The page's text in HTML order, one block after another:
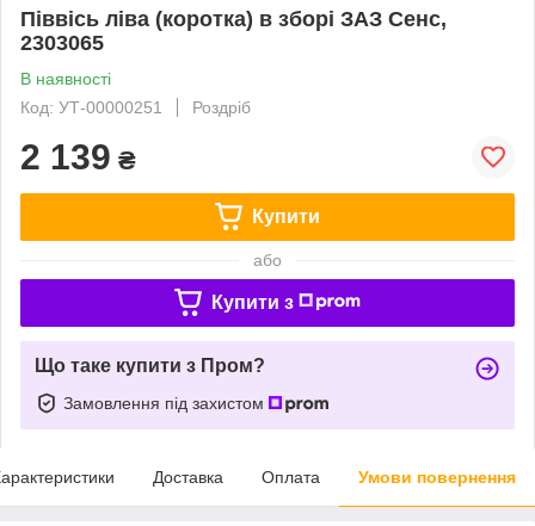
Піввісь ліва (коротка) в зборі ЗАЗ Сенс,
2303065
В наявності
Код: УТ-00000251
Роздріб
2 139 ₴
Купити
або
Купити з
Що таке купити з Пром?
Замовлення під захистом
Доставка Оплата Умови повернення